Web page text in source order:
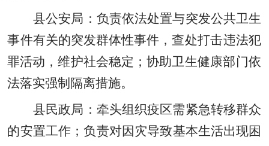
县公安局：负责依法处置与突发公共卫生
事件有关的突发群体性事件 ，查处打击违法犯
罪活动 ，维护社会稳定；协助卫生健康部门依
法落实强制隔离措施。
县民政局：牵头组织疫区需紧急转移群众
的安置工作；负责对因灾导致基本生活出现困